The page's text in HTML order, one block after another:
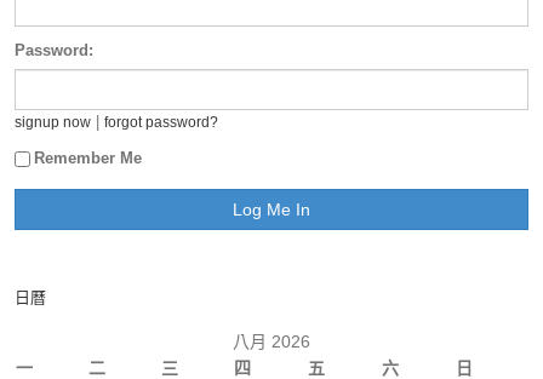
Password:
signup now forgot password?
Remember Me
日曆
八月 2026
一
二 三 四 五 六 日